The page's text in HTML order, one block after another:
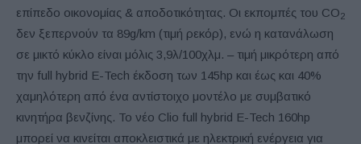
επίπεδο οικονομίας & αποδοτικότητας. Οι εκπομπές του CO2
δεν ξεπερνούν τα 89g/km (τιμή ρεκόρ), ενώ η κατανάλωση
σε μικτό κύκλο είναι μόλις 3,9λ/100χλμ. – τιμή μικρότερη από
την full hybrid E-Tech έκδοση των 145hp και έως και 40%
χαμηλότερη από ένα αντίστοιχο μοντέλο με συμβατικό
κινητήρα βενζίνης. Το νέο Clio full hybrid E-Tech 160hp
μπορεί να κινείται αποκλειστικά με ηλεκτρική ενέργεια για